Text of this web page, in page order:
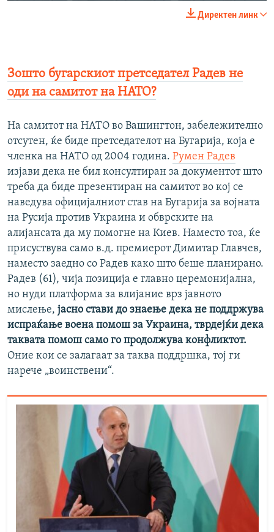
720p 1080p
720p
Директен линк
Зошто бугарскиот претседател Радев не
оди на самитот на НАТО?
На самитот на НАТО во Вашингтон, забележително
отсутен, ќе биде претседателот на Бугарија, која е
членка на НАТО од 2004 година. Румен Радев
изјави дека не бил консултиран за документот што
треба да биде презентиран на самитот во кој се
наведува официјалниот став на Бугарија за војната
на Русија против Украина и обврските на
алијансата да му помогне на Киев. Наместо тоа, ќе
присуствува само в.д. премиерот Димитар Главчев,
наместо заедно со Радев како што беше планирано.
Радев (61), чија позиција е главно церемонијална,
но нуди платформа за влијание врз јавното
мислење, јасно стави до знаење дека не поддржува
испраќање воена помош за Украина, тврдејќи дека
таквата помош само го продолжува конфликтот.
Оние кои се залагаат за таква поддршка, тој ги
нарече „воинствени“.